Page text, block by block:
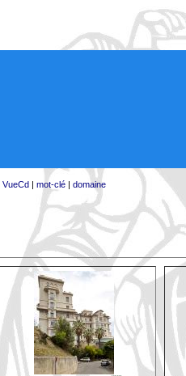
VueCd| mot-clé| domaine